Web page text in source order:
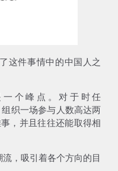
这件事情中的中国人之
个峰点。对于时任
织一场参与人数高达两
，并且往往还能取得相
，吸引着各个方向的目